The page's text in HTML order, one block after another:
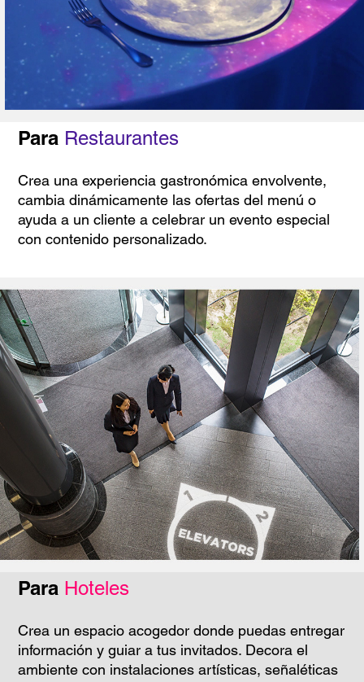
Para Restaurantes
Crea una experiencia gastronómica envolvente,
cambia dinámicamente las ofertas del menú o
ayuda a un cliente a celebrar un evento especial
con contenido personalizado.
Para Hoteles
Crea un espacio acogedor donde puedas entregar
información y guiar a tus invitados. Decora el
ambiente con instalaciones artísticas, señaléticas